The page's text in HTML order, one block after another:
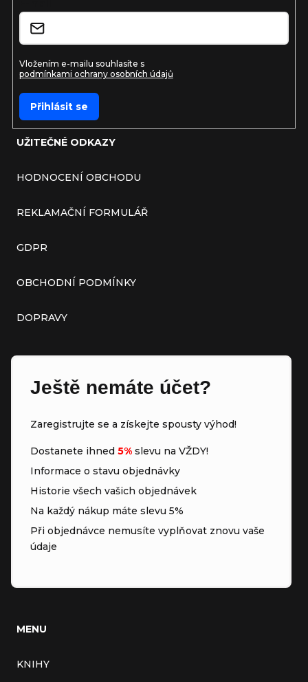
UŽITEČNÉ ODKAZY
HODNOCENÍ OBCHODU
REKLAMAČNÍ FORMULÁŘ
GDPR
OBCHODNÍ PODMÍNKY
DOPRAVY
Ještě nemáte účet?
Zaregistrujte se a získejte spousty výhod!
Dostanete ihned 5% slevu na VŽDY!
Informace o stavu objednávky
Historie všech vašich objednávek
Na každý nákup máte slevu 5%
Při objednávce nemusíte vyplňovat znovu vaše
údaje
MENU
KNIHY
Vložením e-mailu souhlasíte s
podmínkami ochrany osobních údajů
Přihlásit se